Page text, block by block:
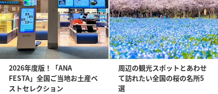
2026年度版！「ANA
FESTA」全国ご当地お土産ベ
ストセレクション
周辺の観光スポットとあわせ
て訪れたい全国の桜の名所5
選